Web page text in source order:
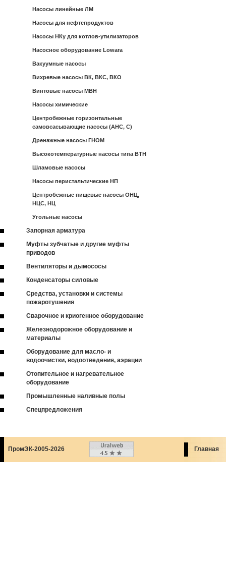
Насосы линейные ЛМ
Насосы для нефтепродуктов
Насосы НКу для котлов-утилизаторов
Насосное оборудование Lowara
Вакуумные насосы
Вихревые насосы ВК, ВКС, ВКО
Винтовые насосы МВН
Насосы химические
Центробежные горизонтальные
самовсасывающие насосы (АНС, С)
Дренажные насосы ГНОМ
Высокотемпературные насосы типа ВТН
Шламовые насосы
Насосы перистальтические НП
Центробежные пищевые насосы ОНЦ,
НЦС, НЦ
Угольные насосы
Запорная арматура
Муфты зубчатые и другие муфты
приводов
Вентиляторы и дымососы
Конденсаторы силовые
Средства, установки и системы
пожаротушения
Сварочное и криогенное оборудование
Железнодорожное оборудование и
материалы
Оборудование для масло- и
водоочистки, водоотведения, аэрации
Отопительное и нагревательное
оборудование
Промышленные наливные полы
Спецпредложения
ПромЭК-2005-2026 Главная